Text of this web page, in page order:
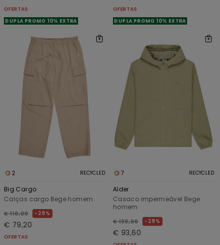
OFERTAS
DUPLA PROMO 10% EXTRA
OFERTAS
DUPLA PROMO 10% EXTRA
2 RECYCLED
Big Cargo
Calças cargo Bege homem
€ 110,00 28%
€ 79,20
OFERTAS
7 RECYCLED
Alder
Casaco impermeável Bege
homem
€ 130,00 28%
€ 93,60